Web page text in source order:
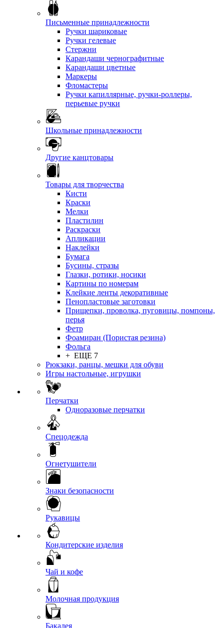
Письменные принадлежности
Ручки шариковые
Ручки гелевые
Стержни
Карандаши чернографитные
Карандаши цветные
Маркеры
Фломастеры
Ручки капиллярные, ручки-роллеры,
перьевые ручки
Школьные принадлежности
Другие канцтовары
Товары для творчества
Кисти
Краски
Мелки
Пластилин
Раскраски
Апликации
Наклейки
Бумага
Бусины, стразы
Глазки, ротики, носики
Картины по номерам
Клейкие ленты декоративные
Пенопластовые заготовки
Прищепки, проволка, пуговицы, помпоны,
перья
Фетр
Фоамиран (Пористая резина)
Фольга
+ ЕЩЕ 7
Рюкзаки, ранцы, мешки для обуви
Игры настольные, игрушки
Перчатки
Одноразовые перчатки
Спецодежда
Огнетушители
Знаки безопасности
Рукавицы
Кондитерские изделия
Чай и кофе
Молочная продукция
Бакалея